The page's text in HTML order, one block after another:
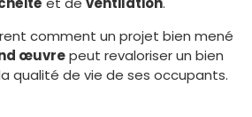
comment un projet bien mené
œuvrepeut revaloriser un bien
qualité de vie de ses occupants.